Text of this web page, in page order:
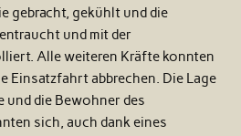
gebracht, gekühlt und die
und mit der
Alle weiteren Kräfte konnten
Einsatzfahrt abbrechen. Die Lage
die Bewohner des
sich, auch dank eines